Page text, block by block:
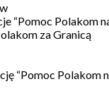
“Pomoc
za Granicą
“Pomoc